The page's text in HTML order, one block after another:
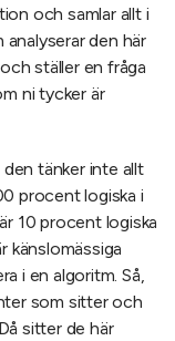
och samlar allt i
analyserar den här
ställer en fråga
ni tycker är
tänker inte allt
procent logiska i
10 procent logiska
känslomässiga
i en algoritm. Så,
som sitter och
sitter de här